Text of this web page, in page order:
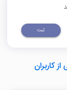
ثبت
کاربران